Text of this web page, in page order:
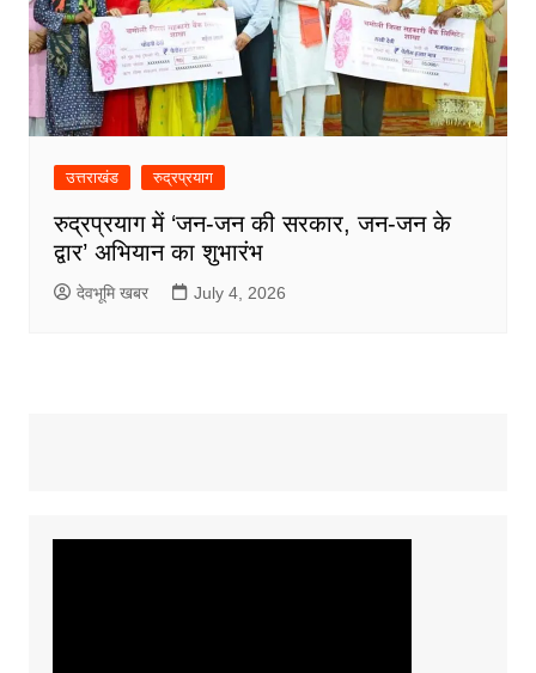
उत्तराखंड रुद्रप्रयाग
रुद्रप्रयाग में ‘जन-जन की सरकार, जन-जन के
द्वार’ अभियान का शुभारंभ
देवभूमि खबर July 4, 2026